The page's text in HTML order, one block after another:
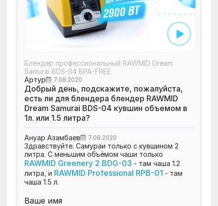
Блендер профессиональный RAWMID Dream
Samurai BDS-04 BPA-FREE
Артур
7.08.2020
Добрый день, подскажите, пожалуйста,
есть ли для блендера блендер RAWMID
Dream Samurai BDS-04 кувшин объемом в
1л. или 1.5 литра?
Ануар Азамбаев 7.08.2020
Здравствуйте. Самураи только с кувшином 2
литра. С меньшим объёмом чаши только
RAWMID Greenery 2 BDG-03 - там чаша 1.2
литра, и RAWMID Professional RPB-01 - там
чаша 1.5 л.
Ваше имя